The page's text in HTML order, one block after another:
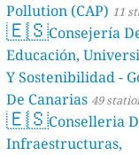
Pollution (CAP) 11
🇪🇸Consejería
Educación,
Y Sostenibilidad -
De Canarias 49
🇪🇸Conselleria
Infraestructuras,